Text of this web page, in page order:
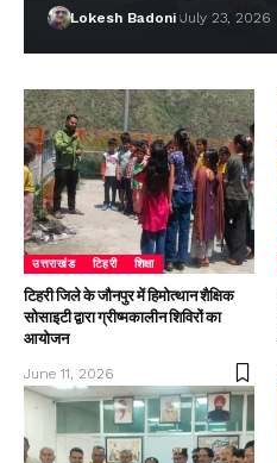
Lokesh Badoni July 23, 2026
उत्तराखंड टिहरी शिक्षा
टिहरी जिले के जौनपुर में हिमोत्थान शैक्षिक
सोसाइटी द्वारा ग्रीष्मकालीन शिविरों का
आयोजन
June 11, 2026